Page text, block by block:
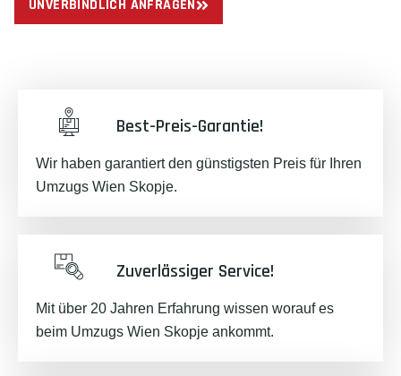
UNVERBINDLICH ANFRAGEN
Best-Preis-Garantie!
Wir haben garantiert den günstigsten Preis für Ihren
Umzugs Wien Skopje.
Zuverlässiger Service!
Mit über 20 Jahren Erfahrung wissen worauf es
beim Umzugs Wien Skopje ankommt.